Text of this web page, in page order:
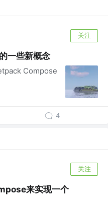
关注
一些新概念
Compose
4
关注
来实现一个